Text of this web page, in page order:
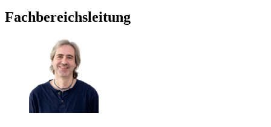
Fachbereichsleitung